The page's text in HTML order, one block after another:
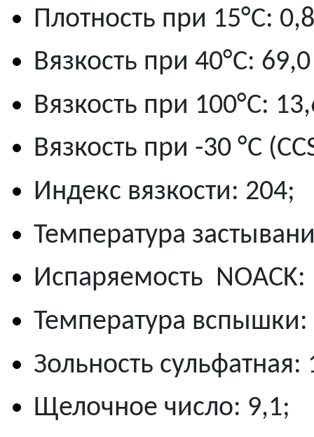
Плотность при 15°C:
Вязкость при 40°C:
Вязкость при 100°C:
Вязкость при -30 °C
Индекс вязкости: 204;
Температура
Испаряемость NOACK:
Температура вспышки:
Зольность сульфатная:
Щелочное число: 9,1;